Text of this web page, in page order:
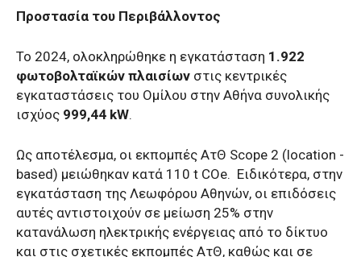
Προστασία του Περιβάλλοντος
Το 2024, ολοκληρώθηκε η εγκατάσταση 1.922
φωτοβολταϊκών πλαισίων στις κεντρικές
εγκαταστάσεις του Ομίλου στην Αθήνα συνολικής
ισχύος 999,44 kW.
Ως αποτέλεσμα, οι εκπομπές ΑτΘ Scope 2 (location -
based) μειώθηκαν κατά 110 t CO­e. Ειδικότερα, στην
εγκατάσταση της Λεωφόρου Αθηνών, οι επιδόσεις
αυτές αντιστοιχούν σε μείωση 25% στην
κατανάλωση ηλεκτρικής ενέργειας από το δίκτυο
και στις σχετικές εκπομπές ΑτΘ, καθώς και σε